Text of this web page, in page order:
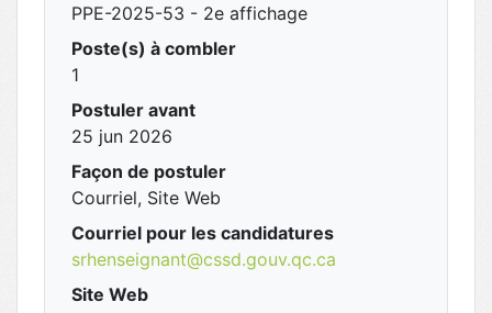
PPE-2025-53 - 2e affichage
Poste(s) à combler
1
Postuler avant
25 jun 2026
Façon de postuler
Courriel, Site Web
Courriel pour les candidatures
srhenseignant@cssd.gouv.qc.ca
Site Web